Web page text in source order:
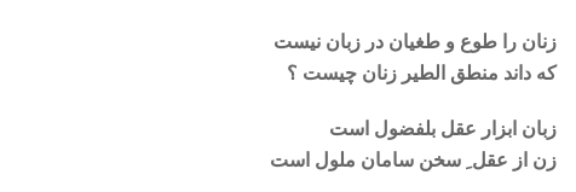
زنان را طوع و طغیان در زبان نیست
که داند منطق الطیر زنان چیست ؟
زبان ابزار عقل بلفضول است
زن از عقل ِ سخن سامان ملول است